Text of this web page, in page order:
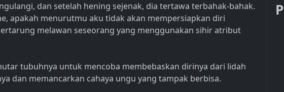
dan setelah hening sejenak, dia tertawa terbahak-bahak.
apakah menurutmu aku tidak akan mempersiapkan diri
melawan seseorang yang menggunakan sihir atribut
tubuhnya untuk mencoba membebaskan dirinya dari lidah
dan memancarkan cahaya ungu yang tampak berbisa.